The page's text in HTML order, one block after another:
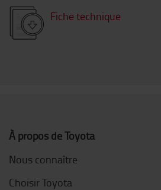
Fiche technique
À propos de Toyota
Nous connaître
Choisir Toyota